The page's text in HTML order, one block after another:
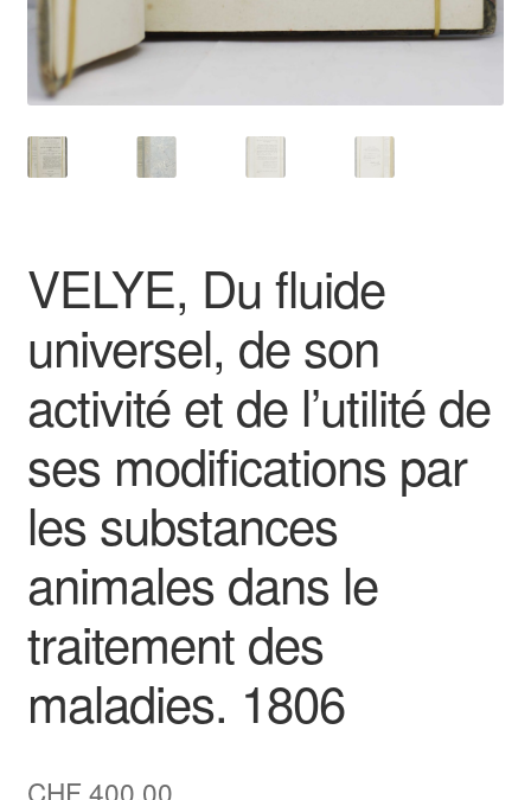
VELYE, Du fluide
universel, de son
activité et de l’utilité de
ses modifications par
les substances
animales dans le
traitement des
maladies. 1806
CHF 400.00